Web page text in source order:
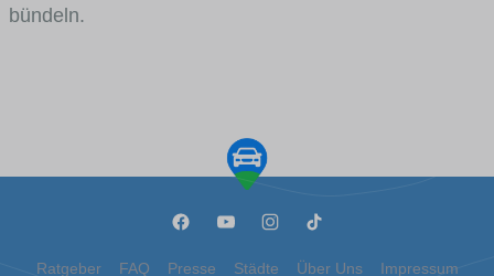
bündeln.
Ratgeber FAQ Presse Städte Über Uns Impressum